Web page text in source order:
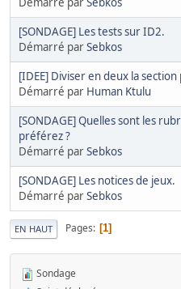
[SONDAGE] Les tests sur ID2.
Démarré parSebkos
[IDEE] Diviser en deux la
Démarré par Human Ktulu
[SONDAGE] Quelles sont les
préférez ?
Démarré parSebkos
[SONDAGE] Les notices de jeux.
Démarré parSebkos
EN HAUT Pages 1
Sondage